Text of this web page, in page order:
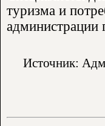
туризма и
администрации
Источник: